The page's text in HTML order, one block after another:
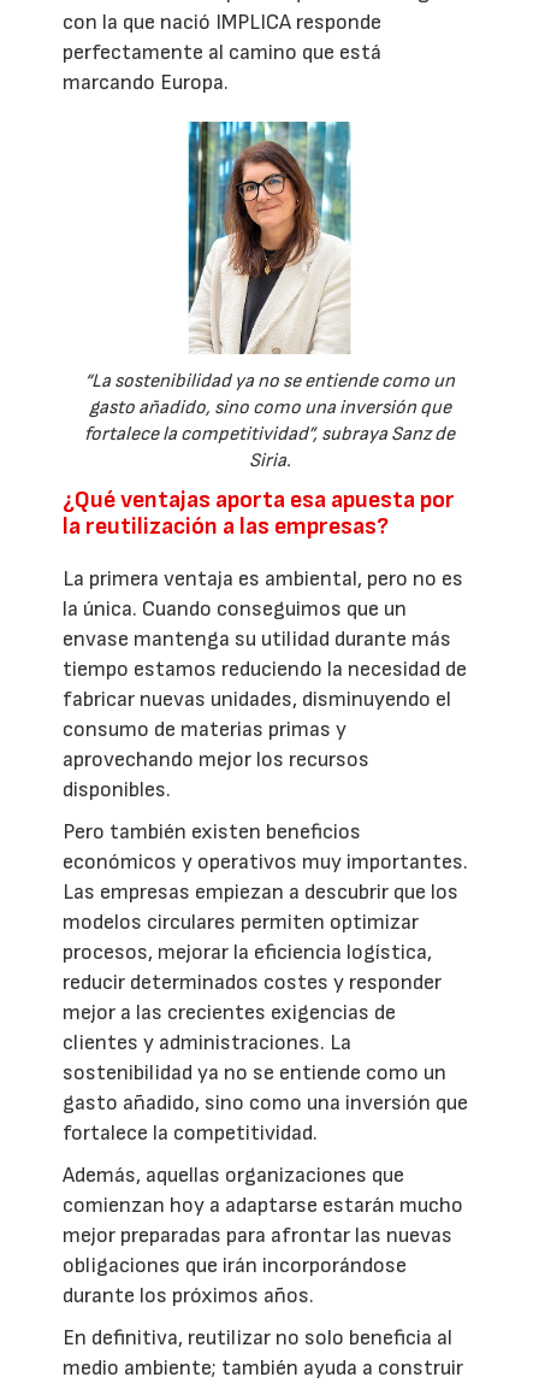
con la que nació IMPLICA responde
perfectamente al camino que está
marcando Europa.
“La sostenibilidad ya no se entiende como un
gasto añadido, sino como una inversión que
fortalece la competitividad”, subraya Sanz de
Siria.
¿Qué ventajas aporta esa apuesta por
la reutilización a las empresas?
La primera ventaja es ambiental, pero no es
la única. Cuando conseguimos que un
envase mantenga su utilidad durante más
tiempo estamos reduciendo la necesidad de
fabricar nuevas unidades, disminuyendo el
consumo de materias primas y
aprovechando mejor los recursos
disponibles.
Pero también existen beneficios
económicos y operativos muy importantes.
Las empresas empiezan a descubrir que los
modelos circulares permiten optimizar
procesos, mejorar la eficiencia logística,
reducir determinados costes y responder
mejor a las crecientes exigencias de
clientes y administraciones. La
sostenibilidad ya no se entiende como un
gasto añadido, sino como una inversión que
fortalece la competitividad.
Además, aquellas organizaciones que
comienzan hoy a adaptarse estarán mucho
mejor preparadas para afrontar las nuevas
obligaciones que irán incorporándose
durante los próximos años.
En definitiva, reutilizar no solo beneficia al
medio ambiente; también ayuda a construir